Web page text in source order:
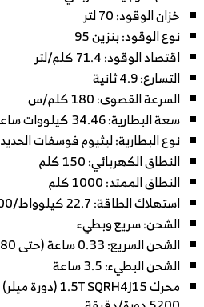
خزان الوقود: 70 لتر
نوع الوقود: بنزين 95
اقتصاد الوقود: 71.4 كلم/لتر
التسارع: 4.9 ثانية
السرعة القصوى: 180 كلم/س
سعة البطارية: 34.46 كيلووات ساعة
نوع البطارية: ليثيوم فوسفات الحديد
النطاق الكهربائي: 150 كلم
النطاق الممتد: 1000 كلم
استهلاك الطاقة: 22.7 كيلوواط/100 كم
الشحن: سريع وبطيء
الشحن السريع: 0.33 ساعة (حتى 80%)
الشحن البطيء: 3.5 ساعة